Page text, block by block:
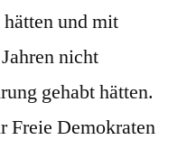
und mit
nicht
gehabt hätten.
Freie Demokraten